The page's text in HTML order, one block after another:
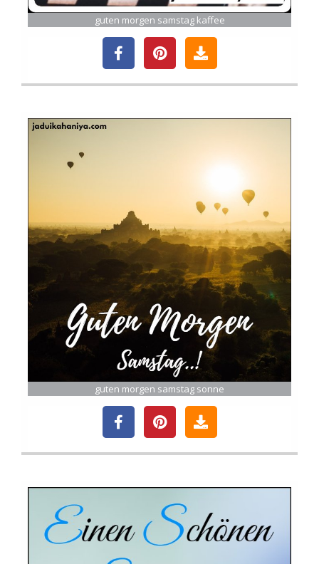
guten morgen samstag kaffee
guten morgen samstag sonne